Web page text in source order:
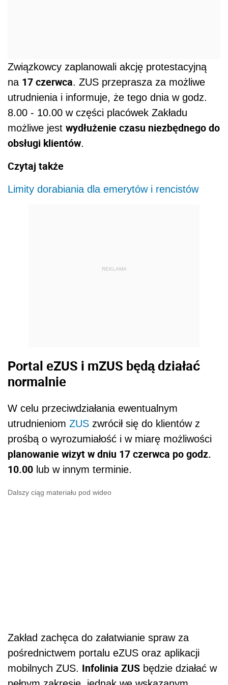
Związkowcy zaplanowali akcję protestacyjną
na 17 czerwca. ZUS przeprasza za możliwe
utrudnienia i informuje, że tego dnia w godz.
8.00 - 10.00 w części placówek Zakładu
możliwe jest wydłużenie czasu niezbędnego do
obsługi klientów.
Czytaj także
Limity dorabiania dla emerytów i rencistów
REKLAMA
Portal eZUS i mZUS będą działać
normalnie
W celu przeciwdziałania ewentualnym
utrudnieniom ZUS zwrócił się do klientów z
prośbą o wyrozumiałość i w miarę możliwości
planowanie wizyt w dniu 17 czerwca po godz.
10.00 lub w innym terminie.
Dalszy ciąg materiału pod wideo
Zakład zachęca do załatwianie spraw za
pośrednictwem portalu eZUS oraz aplikacji
mobilnych ZUS. Infolinia ZUS będzie działać w